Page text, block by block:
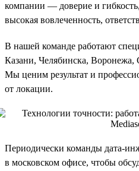
компании — доверие и
высокая вовлеченность,
В нашей команде работают
Казани, Челябинска, Воронежа,
Мы ценим результат и
от локации.
Периодически команды дата-
в московском офисе, чтобы